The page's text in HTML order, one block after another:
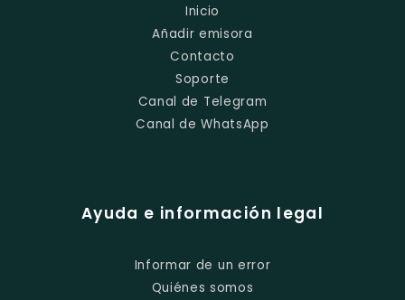
Inicio
Añadir emisora
Contacto
Soporte
Canal de Telegram
Canal de WhatsApp
Ayuda e información legal
Informar de un error
Quiénes somos